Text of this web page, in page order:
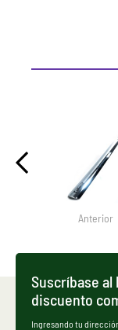
Anterior
Suscríbase al
discuento
Ingresando tu